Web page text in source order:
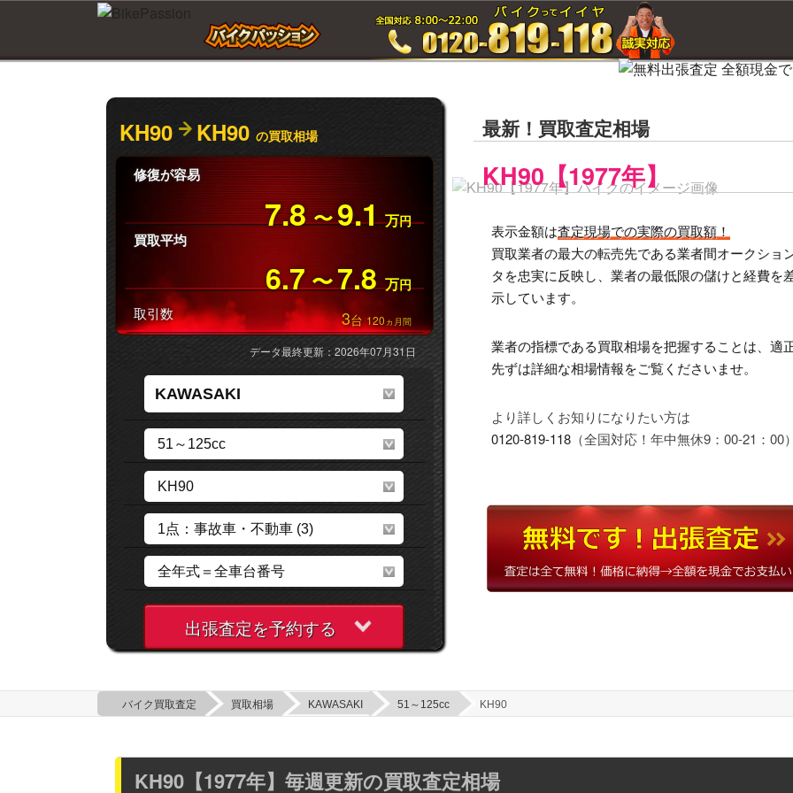
最新！買取査定相場
KH90【1977年】
表示金額は査定現場での実際の買取額！
買取業者の最大の転売先である業者間オークショ
タを忠実に反映し、業者の最低限の儲けと経費を
示しています。
業者の指標である買取相場を把握することは、適
先ずは詳細な相場情報をご覧くださいませ。
より詳しくお知りになりたい方は
0120-819-118（全国対応！年中無休9：00-21：00
KH90 KH90 の買取相場
修復が容易
7.8 〜9.1 万円
買取平均
6.7 〜7.8 万円
取引数 3台120ヵ月間
データ最終更新：2026年07月31日
出張査定を予約する
バイク買取査定 買取相場 KAWASAKI 51～125cc KH90
KH90【1977年】毎週更新の買取査定相場